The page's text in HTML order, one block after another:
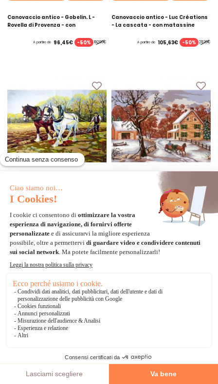
Canovaccio antico - Gobelin. L -
Rovella di Provenza - con
192,90€
A partire de 96,45€ -50%
Canovaccio antico - Luc Créations
- La cascata - con matassine
211,26€
A partire de 105,63€ -50%
SPEDIZIONE GRATUITA *
d'Art - Aratura - con matassine
MOULINE DMC
90,16€
A partire de 62,22€ -31%
Canovaccio antico - Collection
d'Art - Inverno - con matassine
MOULINE DMC
A partire de